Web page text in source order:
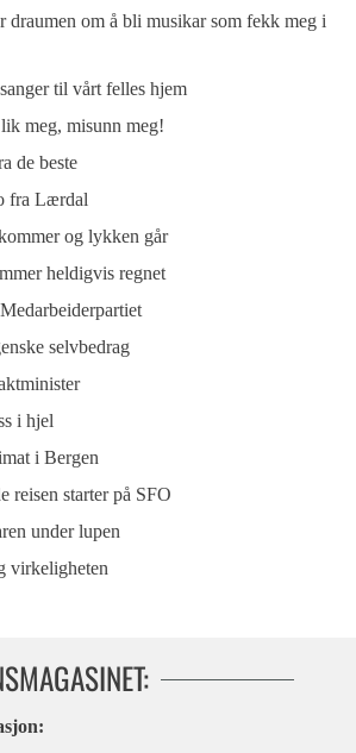
draumen om å bli musikar som fekk meg i
til vårt felles hjem
meg, misunn meg!
de beste
fra Lærdal
og lykken går
heldigvis regnet
selvbedrag
i hjel
i Bergen
reisen starter på SFO
under lupen
virkeligheten